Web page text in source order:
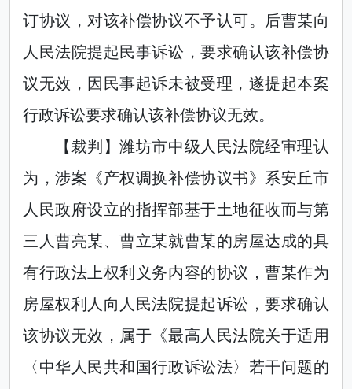
订协议，对该补偿协议不予认可。后曹某向
人民法院提起民事诉讼，要求确认该补偿协
议无效，因民事起诉未被受理，遂提起本案
行政诉讼要求确认该补偿协议无效。
【裁判】潍坊市中级人民法院经审理认
为，涉案《产权调换补偿协议书》系安丘市
人民政府设立的指挥部基于土地征收而与第
三人曹亮某、曹立某就曹某的房屋达成的具
有行政法上权利义务内容的协议，曹某作为
房屋权利人向人民法院提起诉讼，要求确认
该协议无效，属于《最高人民法院关于适用
〈中华人民共和国行政诉讼法〉若干问题的